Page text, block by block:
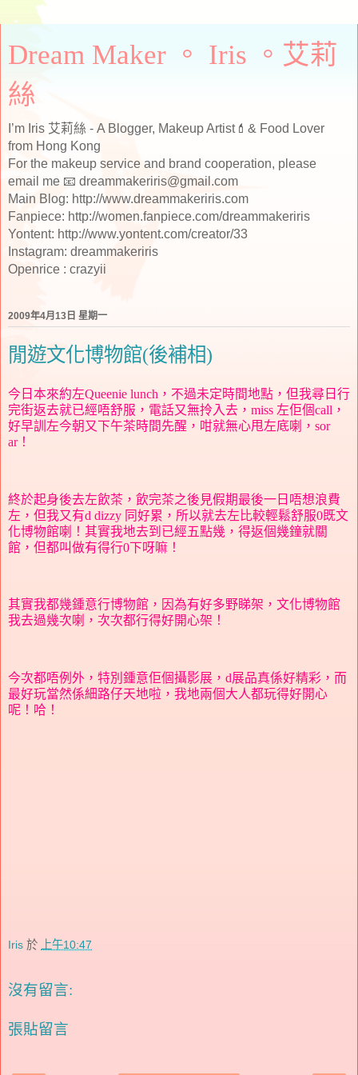
Dream Maker 。 Iris 。艾莉
絲
I’m Iris 艾莉絲 - A Blogger, Makeup Artist💄& Food Lover
from Hong Kong
For the makeup service and brand cooperation, please
email me 📧 dreammakeriris@gmail.com
Main Blog: http://www.dreammakeriris.com
Fanpiece: http://women.fanpiece.com/dreammakeriris
Yontent: http://www.yontent.com/creator/33
Instagram: dreammakeriris
Openrice : crazyii
2009年4月13日 星期一
閒遊文化博物館(後補相)
今日本來約左Queenie lunch ，不過未定時間地點，但我尋日行
完街返去就已經唔舒服，電話又無拎入去， miss 左佢個call ，
好早訓左今朝又下午茶時間先醒，咁就無心甩左底喇， sor
ar！
終於起身後去左飲茶，飲完茶之後見假期最後一日唔想浪費
左，但我又有d dizzy 同好累，所以就去左比較輕鬆舒服0既文
化博物館喇！其實我地去到已經五點幾，得返個幾鐘就關
館，但都叫做有得行0下呀嘛！
其實我都幾鍾意行博物館，因為有好多野睇架，文化博物館
我去過幾次喇，次次都行得好開心架！
今次都唔例外，特別鍾意佢個攝影展， d展品真係好精彩，而
最好玩當然係細路仔天地啦，我地兩個大人都玩得好開心
呢！哈！
Iris 於 上午10:47
沒有留言:
張貼留言